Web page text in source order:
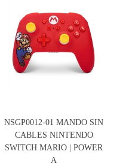
NSGP0012-01 MANDO SIN
CABLES NINTENDO
SWITCH MARIO | POWER
A